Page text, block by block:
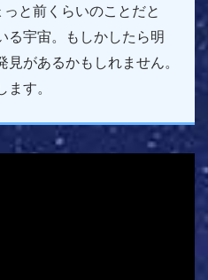
と前くらいのことだと
る宇宙。もしかしたら明
があるかもしれません。
す。